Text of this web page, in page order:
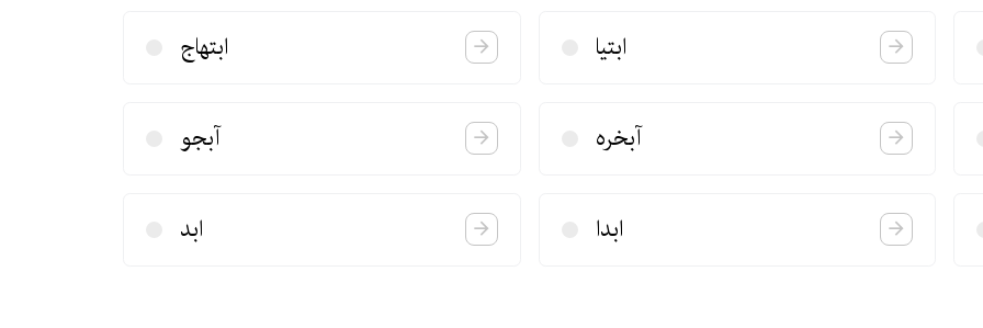
ابتهاج ابتیا
آبجو آبخره
ابد ابدا